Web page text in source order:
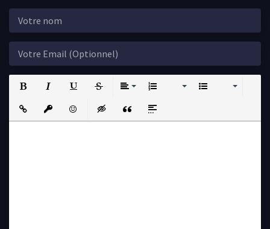
Strikethrough
Insert LinkInsert protected link
EmoticonsInsert hidden text
Insert QuoteInsert spoiler